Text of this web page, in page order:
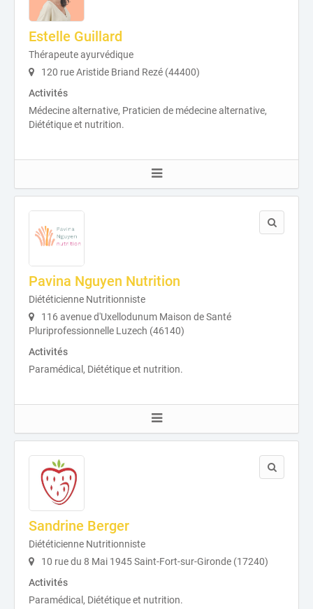
Estelle Guillard
Thérapeute ayurvédique
120 rue Aristide Briand Rezé (44400)
Activités
Médecine alternative, Praticien de médecine alternative,
Diététique et nutrition.
Pavina Nguyen Nutrition
Diététicienne Nutritionniste
116 avenue d'Uxellodunum Maison de Santé
Pluriprofessionnelle Luzech (46140)
Activités
Paramédical, Diététique et nutrition.
Sandrine Berger
Diététicienne Nutritionniste
10 rue du 8 Mai 1945 Saint-Fort-sur-Gironde (17240)
Activités
Paramédical, Diététique et nutrition.